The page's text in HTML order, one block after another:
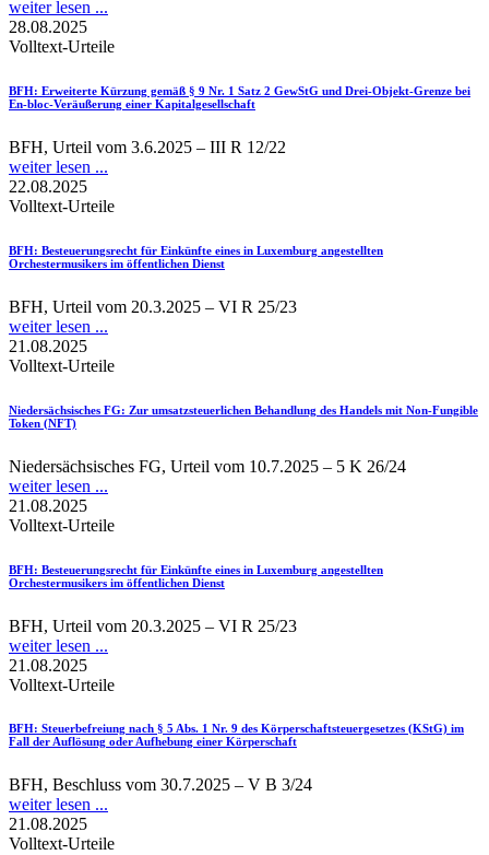
weiter lesen ...
28.08.2025
Volltext-Urteile
BFH: Erweiterte Kürzung gemäß § 9 Nr. 1 Satz 2 GewStG und Drei-Objekt-Grenze bei
En-bloc-Veräußerung einer Kapitalgesellschaft
BFH, Urteil vom 3.6.2025 – III R 12/22
weiter lesen ...
22.08.2025
Volltext-Urteile
BFH: Besteuerungsrecht für Einkünfte eines in Luxemburg angestellten
Orchestermusikers im öffentlichen Dienst
BFH, Urteil vom 20.3.2025 – VI R 25/23
weiter lesen ...
21.08.2025
Volltext-Urteile
Niedersächsisches FG: Zur umsatzsteuerlichen Behandlung des Handels mit Non-Fungible
Token (NFT)
Niedersächsisches FG, Urteil vom 10.7.2025 – 5 K 26/24
weiter lesen ...
21.08.2025
Volltext-Urteile
BFH: Besteuerungsrecht für Einkünfte eines in Luxemburg angestellten
Orchestermusikers im öffentlichen Dienst
BFH, Urteil vom 20.3.2025 – VI R 25/23
weiter lesen ...
21.08.2025
Volltext-Urteile
BFH: Steuerbefreiung nach § 5 Abs. 1 Nr. 9 des Körperschaftsteuergesetzes (KStG) im
Fall der Auflösung oder Aufhebung einer Körperschaft
BFH, Beschluss vom 30.7.2025 – V B 3/24
weiter lesen ...
21.08.2025
Volltext-Urteile